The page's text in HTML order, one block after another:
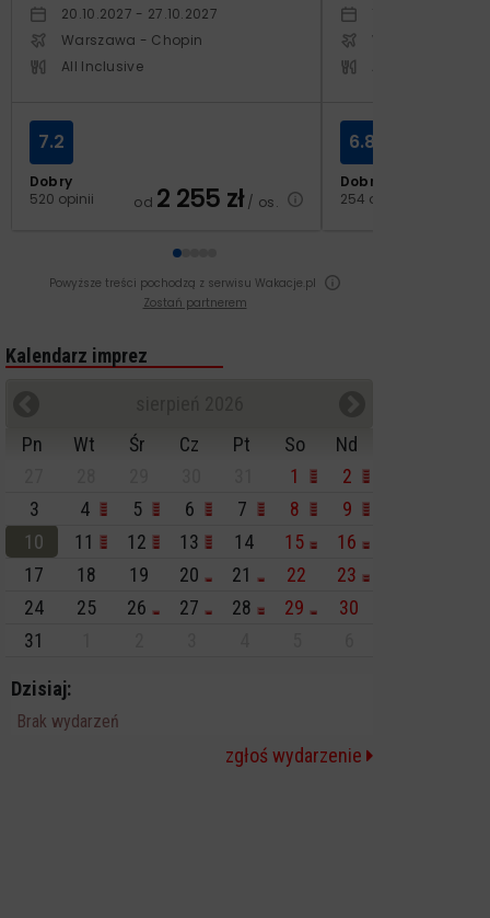
20.10.2027 - 27.10.2027
Warszawa - Chopin
All Inclusive
Dobry
520 opinii
7.2
od 2 255 zł/ os.
Warszawa -
Dobry
254 opinie
6.8
Powyższe treści pochodzą z serwisu Wakacje.pl
Zostań partnerem
Kalendarz imprez
Pn
Wt Śr Cz Pt So
Nd
1
2
3
4 5 6 7 8
9
10
11 12 13 14 15
16
17
18 19 20 21 22
23
24
25 26 27 28 29
30
31
Dzisiaj:
Brak wydarzeń
zgłoś wydarzenie